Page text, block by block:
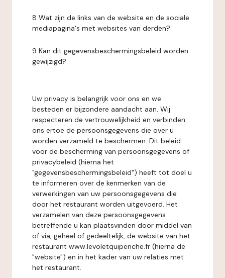
8 Wat zijn de links van de website en de sociale
mediapagina's met websites van derden?
9 Kan dit gegevensbeschermingsbeleid worden
gewijzigd?
Uw privacy is belangrijk voor ons en we
besteden er bijzondere aandacht aan. Wij
respecteren de vertrouwelijkheid en verbinden
ons ertoe de persoonsgegevens die over u
worden verzameld te beschermen. Dit beleid
voor de bescherming van persoonsgegevens of
privacybeleid (hierna het
"gegevensbeschermingsbeleid") heeft tot doel u
te informeren over de kenmerken van de
verwerkingen van uw persoonsgegevens die
door het restaurant worden uitgevoerd. Het
verzamelen van deze persoonsgegevens
betreffende u kan plaatsvinden door middel van
of via, geheel of gedeeltelijk, de website van het
restaurant www.levoletquipenche.fr (hierna de
"website") en in het kader van uw relaties met
het restaurant.